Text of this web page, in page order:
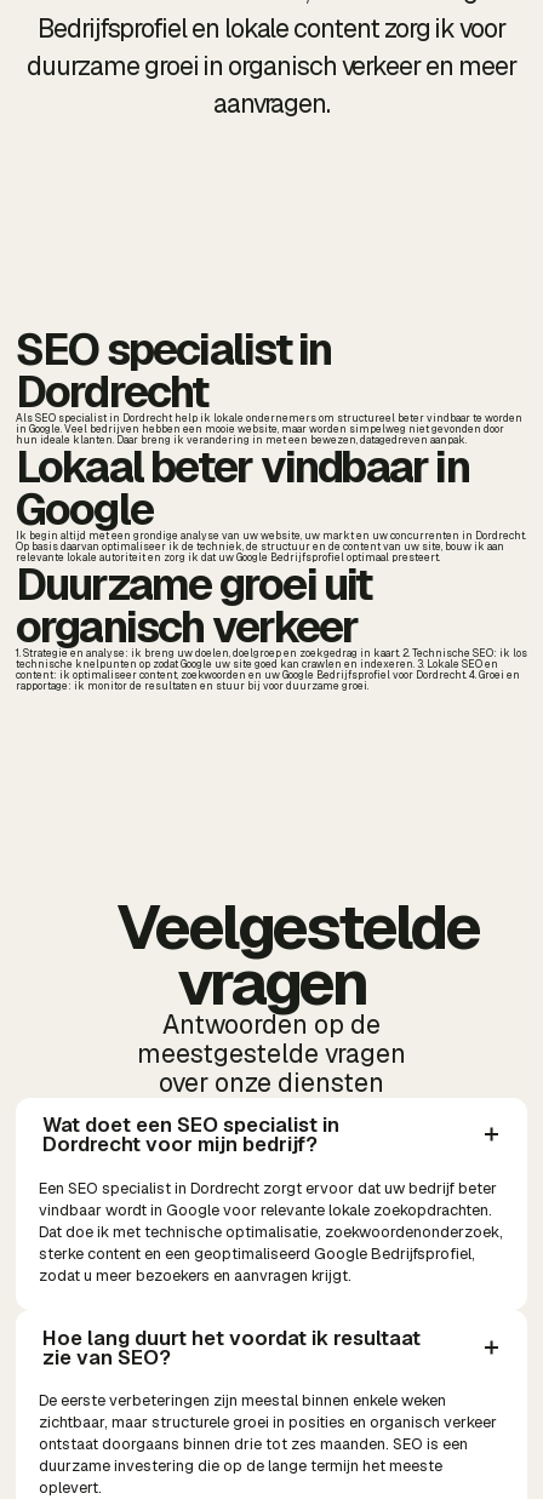
Bedrijfsprofiel en lokale content zorg ik voor
duurzame groei in organisch verkeer en meer
aanvragen.
SEO specialist in
Dordrecht
Als SEO specialist in Dordrecht help ik lokale ondernemers om structureel beter vindbaar te worden
in Google. Veel bedrijven hebben een mooie website, maar worden simpelweg niet gevonden door
hun ideale klanten. Daar breng ik verandering in met een bewezen, datagedreven aanpak.
Lokaal beter vindbaar in
Google
Ik begin altijd met een grondige analyse van uw website, uw markt en uw concurrenten in Dordrecht.
Op basis daarvan optimaliseer ik de techniek, de structuur en de content van uw site, bouw ik aan
relevante lokale autoriteit en zorg ik dat uw Google Bedrijfsprofiel optimaal presteert.
Duurzame groei uit
organisch verkeer
1. Strategie en analyse: ik breng uw doelen, doelgroep en zoekgedrag in kaart. 2. Technische SEO: ik los
technische knelpunten op zodat Google uw site goed kan crawlen en indexeren. 3. Lokale SEO en
content: ik optimaliseer content, zoekwoorden en uw Google Bedrijfsprofiel voor Dordrecht. 4. Groei en
rapportage: ik monitor de resultaten en stuur bij voor duurzame groei.
Veelgestelde
vragen
Antwoorden op de
meestgestelde vragen
over onze diensten
Wat doet een SEO specialist in
Dordrecht voor mijn bedrijf?
Een SEO specialist in Dordrecht zorgt ervoor dat uw bedrijf beter
vindbaar wordt in Google voor relevante lokale zoekopdrachten.
Dat doe ik met technische optimalisatie, zoekwoordenonderzoek,
sterke content en een geoptimaliseerd Google Bedrijfsprofiel,
zodat u meer bezoekers en aanvragen krijgt.
Hoe lang duurt het voordat ik resultaat
zie van SEO?
De eerste verbeteringen zijn meestal binnen enkele weken
zichtbaar, maar structurele groei in posities en organisch verkeer
ontstaat doorgaans binnen drie tot zes maanden. SEO is een
duurzame investering die op de lange termijn het meeste
oplevert.